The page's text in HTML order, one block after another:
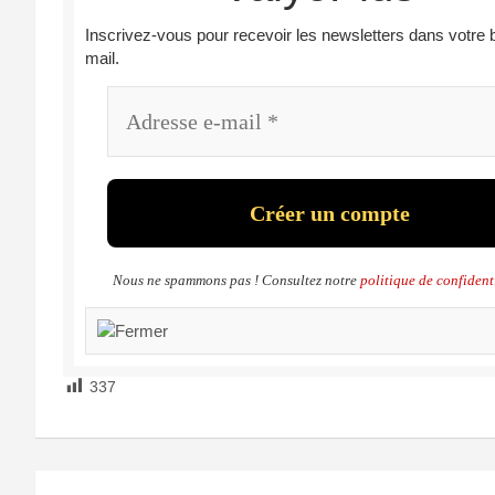
Inscrivez-vous pour recevoir les newsletters dans votre
mail.
Nous ne spammons pas ! Consultez notre politique de
337